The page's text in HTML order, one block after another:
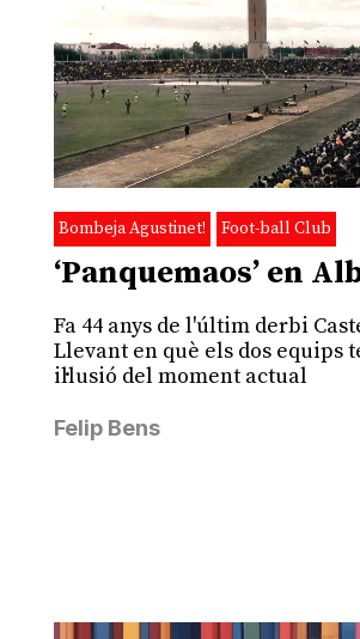
Bombeja Agustinet! Foot-ball Club
‘Panquemaos’ en
Fa 44 anys de l'últim derbi
Llevant en què els dos equips
il·lusió del moment actual
Felip Bens